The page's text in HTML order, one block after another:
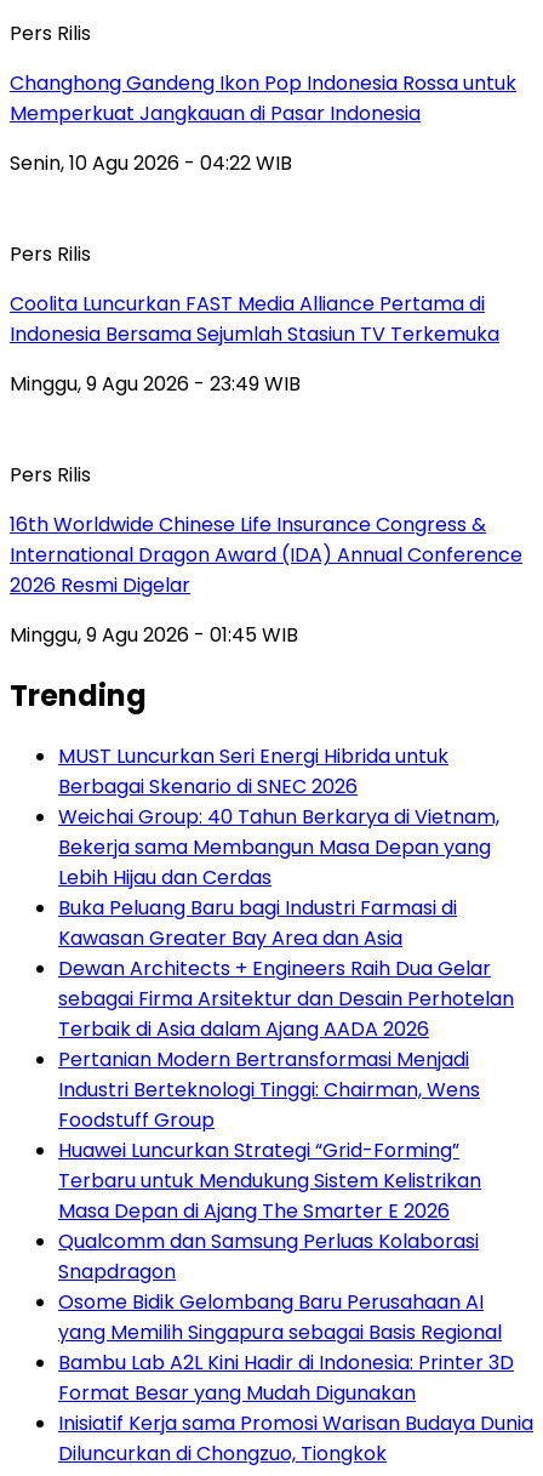
Pers Rilis
Changhong Gandeng Ikon Pop Indonesia Rossa untuk
Memperkuat Jangkauan di Pasar Indonesia
Senin, 10 Agu 2026 - 04:22 WIB
Pers Rilis
Coolita Luncurkan FAST Media Alliance Pertama di
Indonesia Bersama Sejumlah Stasiun TV Terkemuka
Minggu, 9 Agu 2026 - 23:49 WIB
Pers Rilis
16th Worldwide Chinese Life Insurance Congress &
International Dragon Award (IDA) Annual Conference
2026 Resmi Digelar
Minggu, 9 Agu 2026 - 01:45 WIB
Trending
MUST Luncurkan Seri Energi Hibrida untuk
Berbagai Skenario di SNEC 2026
Weichai Group: 40 Tahun Berkarya di Vietnam,
Bekerja sama Membangun Masa Depan yang
Lebih Hijau dan Cerdas
Buka Peluang Baru bagi Industri Farmasi di
Kawasan Greater Bay Area dan Asia
Dewan Architects + Engineers Raih Dua Gelar
sebagai Firma Arsitektur dan Desain Perhotelan
Terbaik di Asia dalam Ajang AADA 2026
Pertanian Modern Bertransformasi Menjadi
Industri Berteknologi Tinggi: Chairman, Wens
Foodstuff Group
Huawei Luncurkan Strategi “Grid-Forming”
Terbaru untuk Mendukung Sistem Kelistrikan
Masa Depan di Ajang The Smarter E 2026
Qualcomm dan Samsung Perluas Kolaborasi
Snapdragon
Osome Bidik Gelombang Baru Perusahaan AI
yang Memilih Singapura sebagai Basis Regional
Bambu Lab A2L Kini Hadir di Indonesia: Printer 3D
Format Besar yang Mudah Digunakan
Inisiatif Kerja sama Promosi Warisan Budaya Dunia
Diluncurkan di Chongzuo, Tiongkok